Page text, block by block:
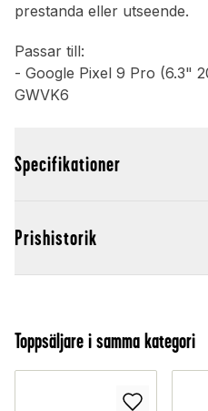
prestanda eller utseende.
Passar till:
- Google Pixel 9 Pro (6.3"
GWVK6
Specifikationer
Prishistorik
Toppsäljare i samma kategori